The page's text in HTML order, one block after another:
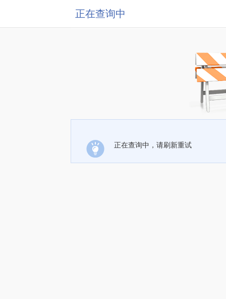
正在查询中
正在查询中，请刷新重试